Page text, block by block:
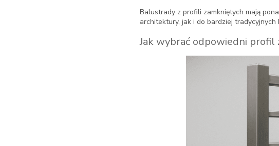
Balustrady z profili zamkniętych mają
architektury, jak i do bardziej tradycyjnych
Jak wybrać odpowiedni